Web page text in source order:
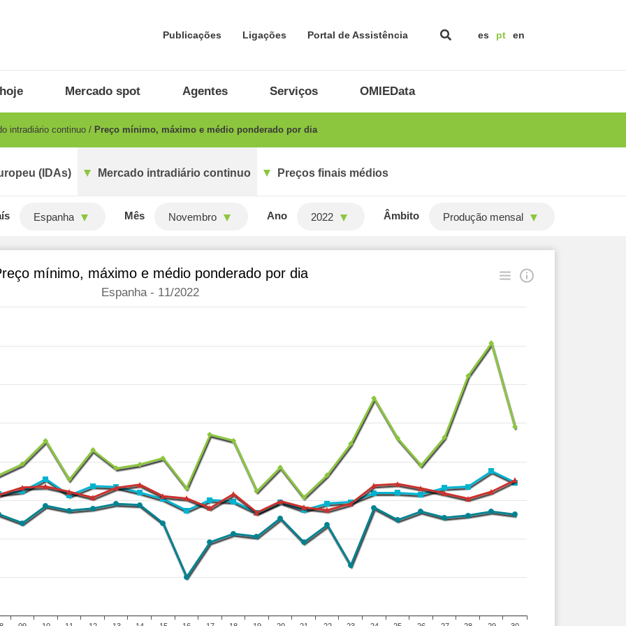
Publicações Ligações Portal de Assistência es pt en
Mercado spot Agentes Serviços OMIEData
intradiário continuo Preço mínimo, máximo e médio ponderado por dia
(IDAs) Mercado intradiário continuo Preços finais médios
Espanha Mês Novembro Ano 2022 Âmbito Produção mensal
mínimo, máximo e médio ponderado por dia
Espanha - 11/2022